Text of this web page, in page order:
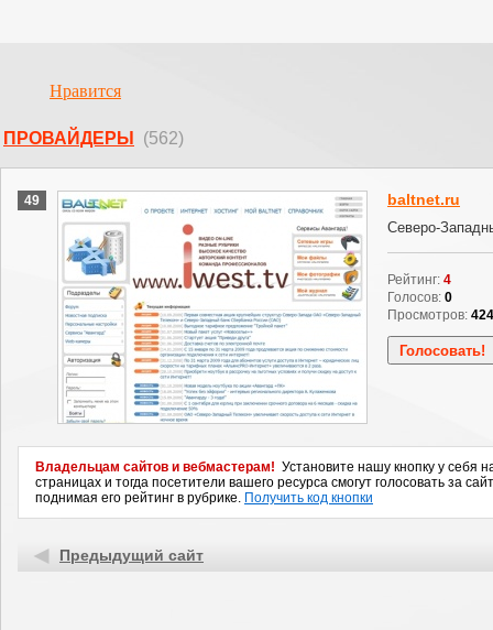
Нравится
ПРОВАЙДЕРЫ (562)
49 baltnet.ru
Северо-
Рейтинг: 4
Голосов: 0
Просмотров:
Владельцам сайтов и вебмастерам! Установите нашу кнопку у себя
страницах и тогда посетители вашего ресурса смогут голосовать за
поднимая его рейтинг в рубрике. Получить код кнопки
Предыдущий сайт